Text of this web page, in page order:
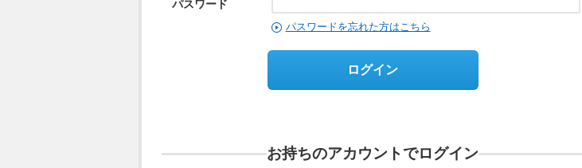
パスワード
パスワードを忘れた方はこちら
ログイン
お持ちのアカウントでログイン